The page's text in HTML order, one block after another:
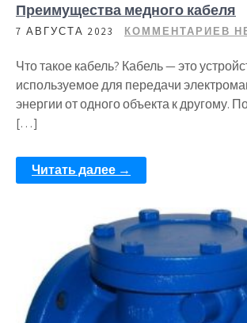
Преимущества медного кабеля
7 АВГУСТА 2023 КОММЕНТАРИЕВ
Что такое кабель? Кабель — это
используемое для передачи
энергии от одного объекта к другому.
[…]
Читать далее →